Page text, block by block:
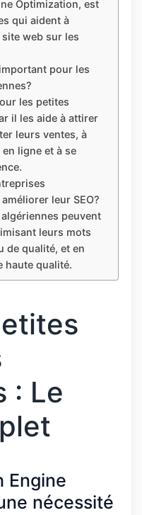
Optimization, est
qui aident à
web sur les
pour les
les petites
il les aide à attirer
leurs ventes, à
ligne et à se
leur SEO?
peuvent
leurs mots
de qualité, et en
haute qualité.
: Le
Engine
nécessité